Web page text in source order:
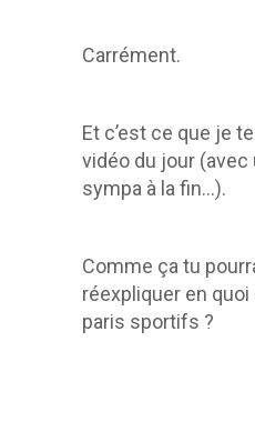
Carrément.
Et c’est ce que je
vidéo du jour
sympa à la fin…).
Comme ça tu
réexpliquer en quoi
paris sportifs ?